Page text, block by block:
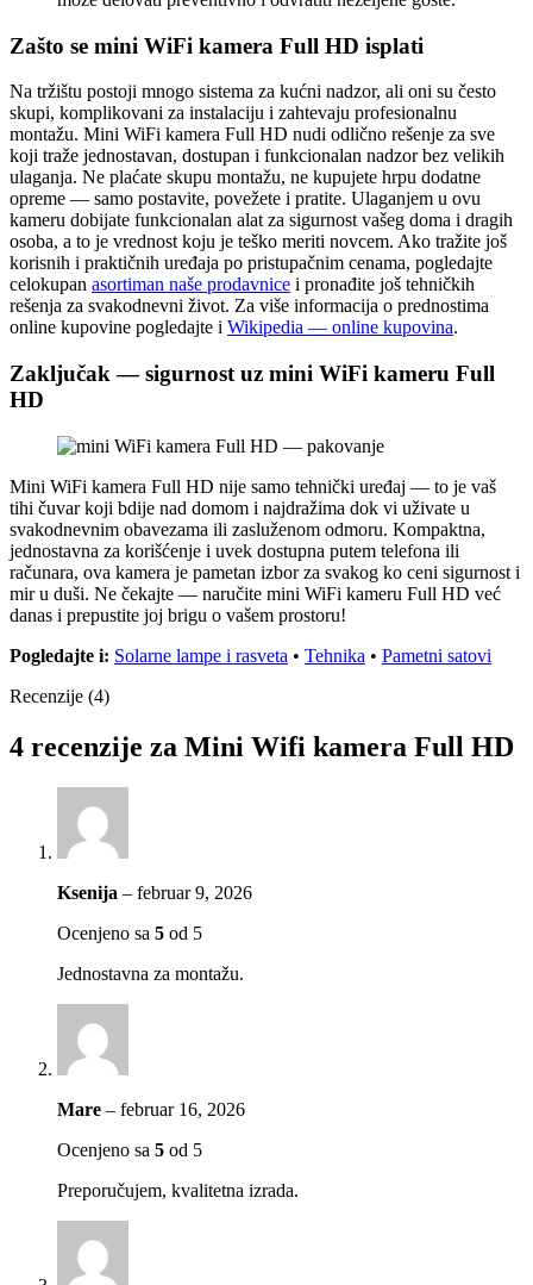
Zašto se mini WiFi kamera Full HD isplati
Na tržištu postoji mnogo sistema za kućni nadzor, ali oni su često
skupi, komplikovani za instalaciju i zahtevaju profesionalnu
montažu. Mini WiFi kamera Full HD nudi odlično rešenje za sve
koji traže jednostavan, dostupan i funkcionalan nadzor bez velikih
ulaganja. Ne plaćate skupu montažu, ne kupujete hrpu dodatne
opreme — samo postavite, povežete i pratite. Ulaganjem u ovu
kameru dobijate funkcionalan alat za sigurnost vašeg doma i dragih
osoba, a to je vrednost koju je teško meriti novcem. Ako tražite još
korisnih i praktičnih uređaja po pristupačnim cenama, pogledajte
celokupan asortiman naše prodavnice i pronađite još tehničkih
rešenja za svakodnevni život. Za više informacija o prednostima
online kupovine pogledajte i Wikipedia — online kupovina.
Zaključak — sigurnost uz mini WiFi kameru Full
HD
Mini WiFi kamera Full HD nije samo tehnički uređaj — to je vaš
tihi čuvar koji bdije nad domom i najdražima dok vi uživate u
svakodnevnim obavezama ili zasluženom odmoru. Kompaktna,
jednostavna za korišćenje i uvek dostupna putem telefona ili
računara, ova kamera je pametan izbor za svakog ko ceni sigurnost i
mir u duši. Ne čekajte — naručite mini WiFi kameru Full HD već
danas i prepustite joj brigu o vašem prostoru!
Pogledajte i: Solarne lampe i rasveta • Tehnika • Pametni satovi
Recenzije (4)
4 recenzije za Mini Wifi kamera Full HD
Ksenija – februar 9, 2026
Ocenjeno sa 5 od 5
Jednostavna za montažu.
Mare – februar 16, 2026
Ocenjeno sa 5 od 5
Preporučujem, kvalitetna izrada.